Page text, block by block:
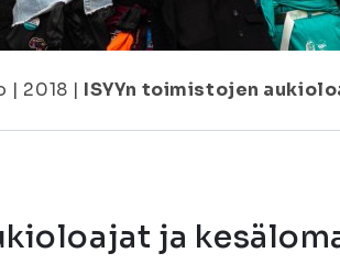
| 2018 | ISYYn toimistojen
ja